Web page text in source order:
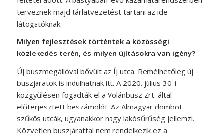
terveznek majd tárlatvezetést tartani az ide
látogatóknak.
Milyen fejlesztések történtek a közösségi
közlekedés terén, és milyen újításokra van igény?
Új buszmegállóval bővült az Íj utca. Remélhetőleg új
buszjáratok is indulhatnak itt. A 2020. július 30-i
közgyűlésen fogadták el a Volánbusz Zrt. által
előterjesztett beszámolót. Az Almagyar dombot
szűkös utcák, ugyanakkor nagy lakósűrűség jellemzi.
Közvetlen buszjárattal nem rendelkezik ez a